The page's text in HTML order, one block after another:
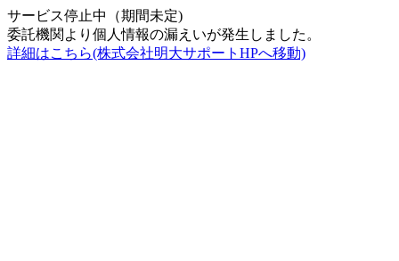
サービス停止中（期間未定)
委託機関より個人情報の漏えいが発生しました。
詳細はこちら(株式会社明大サポートHPへ移動)